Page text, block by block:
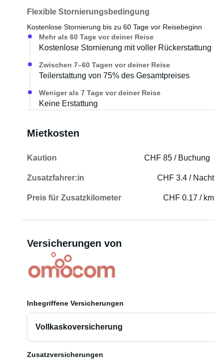
Flexible Stornierungsbedingung
Kostenlose Stornierung bis zu 60 Tage vor Reisebeginn
Mehr als 60 Tage vor deiner Reise
Kostenlose Stornierung mit voller Rückerstattung
Zwischen 7–60 Tagen vor deiner Reise
Teilerstattung von 75% des Gesamtpreises
Weniger als 7 Tage vor deiner Reise
Keine Erstattung
Mietkosten
Kaution CHF 85 / Buchung
Zusatzfahrer:in CHF 3.4 / Nacht
Preis für Zusatzkilometer CHF 0.17 / km
Versicherungen von
Inbegriffene Versicherungen
Vollkaskoversicherung
Zusatzversicherungen